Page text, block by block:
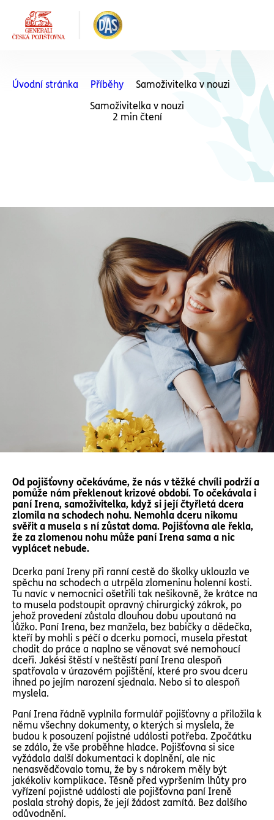
Úvodní stránka Příběhy
Samoživitelka v nouzi
Samoživitelka v nouzi
2 min čtení
Od pojišťovny očekáváme, že nás v těžké chvíli podrží a
pomůže nám překlenout krizové období. To očekávala i
paní Irena, samoživitelka, když si její čtyřletá dcera
zlomila na schodech nohu. Nemohla dceru nikomu
svěřit a musela s ní zůstat doma. Pojišťovna ale řekla,
že za zlomenou nohu může paní Irena sama a nic
vyplácet nebude.
Dcerka paní Ireny při ranní cestě do školky uklouzla ve
spěchu na schodech a utrpěla zlomeninu holenní kosti.
Tu navíc v nemocnici ošetřili tak nešikovně, že krátce na
to musela podstoupit opravný chirurgický zákrok, po
jehož provedení zůstala dlouhou dobu upoutaná na
lůžko. Paní Irena, bez manžela, bez babičky a dědečka,
kteří by mohli s péčí o dcerku pomoci, musela přestat
chodit do práce a naplno se věnovat své nemohoucí
dceři. Jakési štěstí v neštěstí paní Irena alespoň
spatřovala v úrazovém pojištění, které pro svou dceru
ihned po jejím narození sjednala. Nebo si to alespoň
myslela.
Paní Irena řádně vyplnila formulář pojišťovny a přiložila k
němu všechny dokumenty, o kterých si myslela, že
budou k posouzení pojistné události potřeba. Zpočátku
se zdálo, že vše proběhne hladce. Pojišťovna si sice
vyžádala další dokumentaci k doplnění, ale nic
nenasvědčovalo tomu, že by s nárokem měly být
jakékoliv komplikace. Těsně před vypršením lhůty pro
vyřízení pojistné události ale pojišťovna paní Ireně
poslala strohý dopis, že její žádost zamítá. Bez dalšího
odůvodnění.